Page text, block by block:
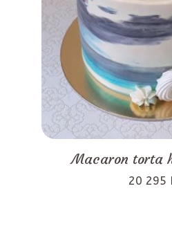
Macaron torta
20 295